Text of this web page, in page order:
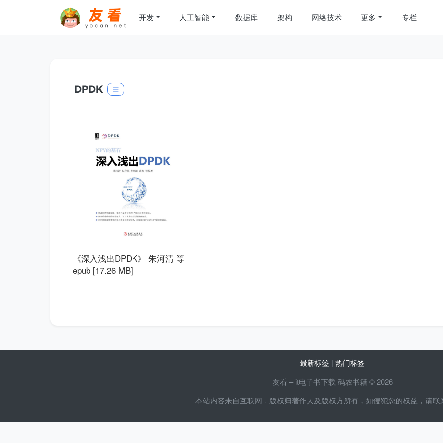
开发 人工智能 数据库 架构 网络技术 更多 专栏
DPDK
《深入浅出DPDK》 朱河清 等
epub [17.26 MB]
最新标签 | 热门标签
友看 – it电子书下载 码农书籍 © 2026
本站内容来自互联网，版权归著作人及版权方所有，如侵犯您的权益，请联